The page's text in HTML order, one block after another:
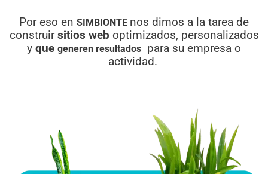
Por eso en SIMBIONTE nos dimos a la tarea de
construirsitios web optimizados, personalizados
y que generen resultados para su empresa o
actividad.